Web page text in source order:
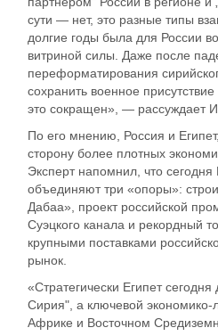
сути — нет, это разные типы
долгие годы была для России
витриной силы. Даже после
переформатирования
сохранить военное
это сокращен», — рассуждает
По его мнению, Россия и
сторону более плотных
Эксперт напомнил, что
объединяют три «опоры»:
Дабаа», проект российской
Суэцкого канала и рекордный
крупными поставками
рынок.
«Стратегически Египет
Сирия", а ключевой экономико-
Африке и Восточном